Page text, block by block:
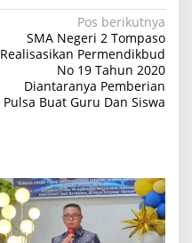
Pos berikutnya
SMA Negeri 2 Tompaso
Realisasikan Permendikbud
No 19 Tahun 2020
Diantaranya Pemberian
Pulsa Buat Guru Dan Siswa